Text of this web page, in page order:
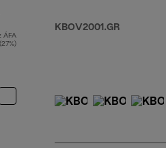
eredeti ár 309 990 Ft
ÁFA
KBOV2001.GR